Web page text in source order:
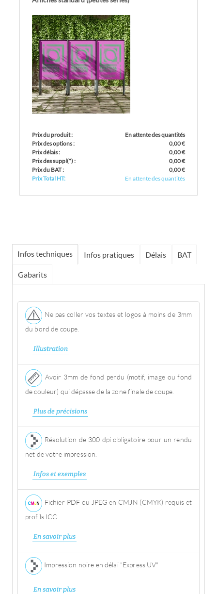
Prix du produit :
En attente des quantités
Prix des options :
0,00 €
Prix délais :
0,00 €
Prix des suppl(*):
0,00 €
Prix du BAT :
0,00 €
Prix Total HT:
En attente des quantités
Infos techniques Infos pratiques Délais BAT
Gabarits
Ne pas coller vos textes et logos à moins de 3mm
du bord de coupe.
Illustration
Avoir 3mm de fond perdu (motif, image ou fond
de couleur) qui dépasse de la zone finale de coupe.
Plus de précisions
Résolution de 300 dpi obligatoire pour un rendu
net de votre impression.
Infos et exemples
Fichier PDF ou JPEG en CMJN (CMYK) requis et
profils ICC.
En savoir plus
Impression noire en délai "Express UV"
En savoir plus